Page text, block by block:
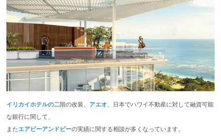
イリカイホテルの二階の改装、 アエオ、日本でハワイ不動産に対して融資可能
な銀行に関して、
またエアビーアンドビーの実績に関する相談が多くなっています。